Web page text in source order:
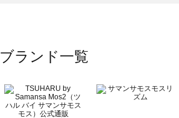
ブランド一覧